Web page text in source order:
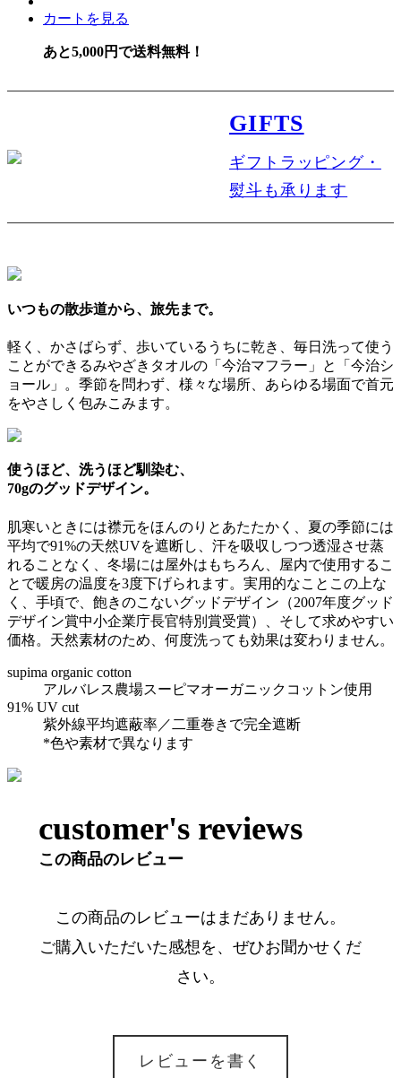
カートを見る
あと5,000円で送料無料！
GIFTS
ギフトラッピング・
熨斗も承ります
いつもの散歩道から、旅先まで。
軽く、かさばらず、歩いているうちに乾き、毎日洗って使う
ことができるみやざきタオルの「今治マフラー」と「今治シ
ョール」。季節を問わず、様々な場所、あらゆる場面で首元
をやさしく包みこみます。
使うほど、洗うほど馴染む、
70gのグッドデザイン。
肌寒いときには襟元をほんのりとあたたかく、夏の季節には
平均で91%の天然UVを遮断し、汗を吸収しつつ透湿させ蒸
れることなく、冬場には屋外はもちろん、屋内で使用するこ
とで暖房の温度を3度下げられます。実用的なことこの上な
く、手頃で、飽きのこないグッドデザイン（2007年度グッド
デザイン賞中小企業庁長官特別賞受賞）、そして求めやすい
価格。天然素材のため、何度洗っても効果は変わりません。
supima organic cotton
アルバレス農場スーピマオーガニックコットン使用
91% UV cut
紫外線平均遮蔽率／二重巻きで完全遮断
*色や素材で異なります
customer's reviews
この商品のレビュー
この商品のレビューはまだありません。
ご購入いただいた感想を、ぜひお聞かせくだ
さい。
レビューを書く